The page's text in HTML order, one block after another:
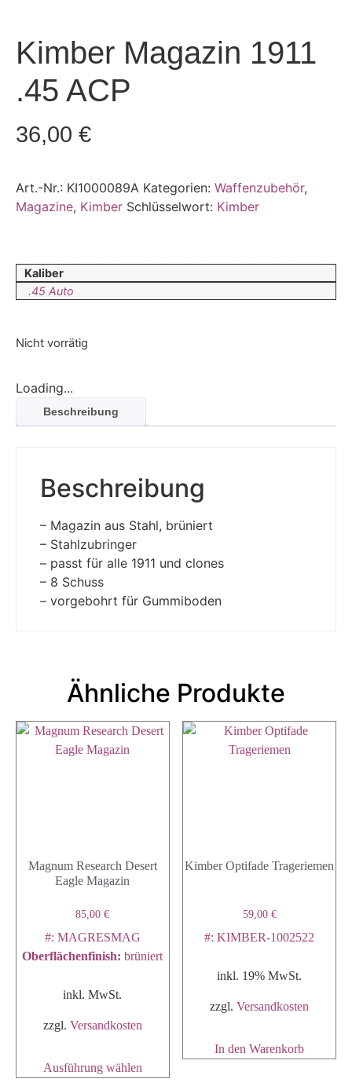
Kimber Magazin 1911
.45 ACP
36,00 €
Art.-Nr.: KI1000089A Kategorien: Waffenzubehör,
Magazine, Kimber Schlüsselwort: Kimber
Kaliber
.45 Auto
Nicht vorrätig
Loading...
Beschreibung
Beschreibung
– Magazin aus Stahl, brüniert
– Stahlzubringer
– passt für alle 1911 und clones
– 8 Schuss
– vorgebohrt für Gummiboden
Ähnliche Produkte
Magnum Research Desert
Eagle Magazin
85,00€
#: MAGRESMAG
Oberflächenfinish:brüniert
inkl. MwSt.
zzgl. Versandkosten
Ausführung wählen
Kimber Optifade Trageriemen
59,00 €
#: KIMBER-1002522
inkl. 19% MwSt.
zzgl.Versandkosten
In den Warenkorb